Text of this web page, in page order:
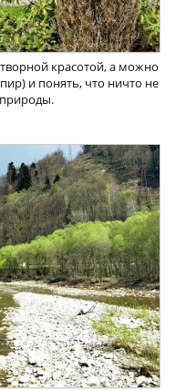
красотой, а можно
и понять, что ничто не
природы.